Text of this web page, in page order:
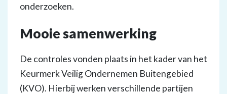
onderzoeken.
Mooie samenwerking
De controles vonden plaats in het kader van het
Keurmerk Veilig Ondernemen Buitengebied
(KVO). Hierbij werken verschillende partijen